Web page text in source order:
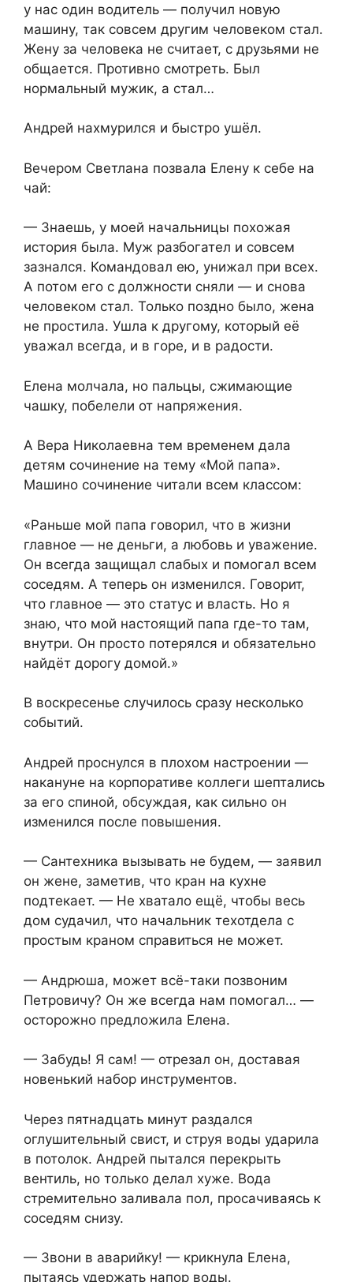
у нас один водитель — получил новую
машину, так совсем другим человеком стал.
Жену за человека не считает, с друзьями не
общается. Противно смотреть. Был
нормальный мужик, а стал…
Андрей нахмурился и быстро ушёл.
Вечером Светлана позвала Елену к себе на
чай:
— Знаешь, у моей начальницы похожая
история была. Муж разбогател и совсем
зазнался. Командовал ею, унижал при всех.
А потом его с должности сняли — и снова
человеком стал. Только поздно было, жена
не простила. Ушла к другому, который её
уважал всегда, и в горе, и в радости.
Елена молчала, но пальцы, сжимающие
чашку, побелели от напряжения.
А Вера Николаевна тем временем дала
детям сочинение на тему «Мой папа».
Машино сочинение читали всем классом:
«Раньше мой папа говорил, что в жизни
главное — не деньги, а любовь и уважение.
Он всегда защищал слабых и помогал всем
соседям. А теперь он изменился. Говорит,
что главное — это статус и власть. Но я
знаю, что мой настоящий папа где-то там,
внутри. Он просто потерялся и обязательно
найдёт дорогу домой.»
В воскресенье случилось сразу несколько
событий.
Андрей проснулся в плохом настроении —
накануне на корпоративе коллеги шептались
за его спиной, обсуждая, как сильно он
изменился после повышения.
— Сантехника вызывать не будем, — заявил
он жене, заметив, что кран на кухне
подтекает. — Не хватало ещё, чтобы весь
дом судачил, что начальник техотдела с
простым краном справиться не может.
— Андрюша, может всё-таки позвоним
Петровичу? Он же всегда нам помогал… —
осторожно предложила Елена.
— Забудь! Я сам! — отрезал он, доставая
новенький набор инструментов.
Через пятнадцать минут раздался
оглушительный свист, и струя воды ударила
в потолок. Андрей пытался перекрыть
вентиль, но только делал хуже. Вода
стремительно заливала пол, просачиваясь к
соседям снизу.
— Звони в аварийку! — крикнула Елена,
пытаясь удержать напор воды.